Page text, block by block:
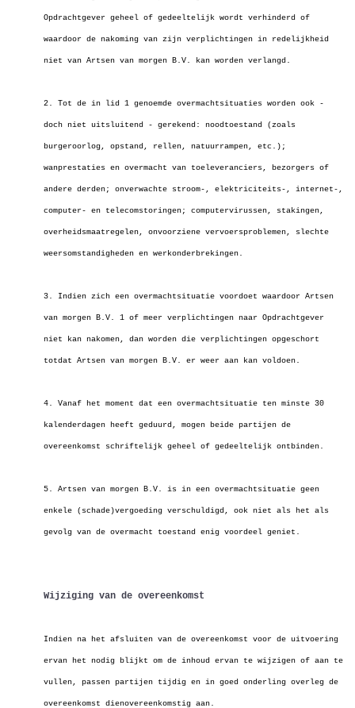
Opdrachtgever geheel of gedeeltelijk wordt verhinderd of
waardoor de nakoming van zijn verplichtingen in redelijkheid
niet van Artsen van morgen B.V. kan worden verlangd.
2. Tot de in lid 1 genoemde overmachtsituaties worden ook -
doch niet uitsluitend - gerekend: noodtoestand (zoals
burgeroorlog, opstand, rellen, natuurrampen, etc.);
wanprestaties en overmacht van toeleveranciers, bezorgers of
andere derden; onverwachte stroom-, elektriciteits-, internet-,
computer- en telecomstoringen; computervirussen, stakingen,
overheidsmaatregelen, onvoorziene vervoersproblemen, slechte
weersomstandigheden en werkonderbrekingen.
3. Indien zich een overmachtsituatie voordoet waardoor Artsen
van morgen B.V. 1 of meer verplichtingen naar Opdrachtgever
niet kan nakomen, dan worden die verplichtingen opgeschort
totdat Artsen van morgen B.V. er weer aan kan voldoen.
4. Vanaf het moment dat een overmachtsituatie ten minste 30
kalenderdagen heeft geduurd, mogen beide partijen de
overeenkomst schriftelijk geheel of gedeeltelijk ontbinden.
5. Artsen van morgen B.V. is in een overmachtsituatie geen
enkele (schade)vergoeding verschuldigd, ook niet als het als
gevolg van de overmacht toestand enig voordeel geniet.
Wijziging van de overeenkomst
Indien na het afsluiten van de overeenkomst voor de uitvoering
ervan het nodig blijkt om de inhoud ervan te wijzigen of aan te
vullen, passen partijen tijdig en in goed onderling overleg de
overeenkomst dienovereenkomstig aan.